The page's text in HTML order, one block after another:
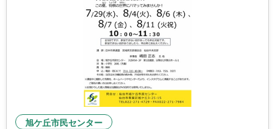
旭ケ丘市民センター